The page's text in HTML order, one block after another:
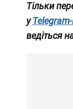
Тільки
у
ведіться